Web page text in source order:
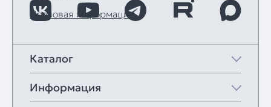
Правовая информация
Каталог
Информация